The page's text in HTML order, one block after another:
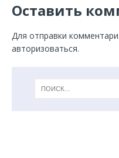
Оставить
Для отправки
авторизоваться.